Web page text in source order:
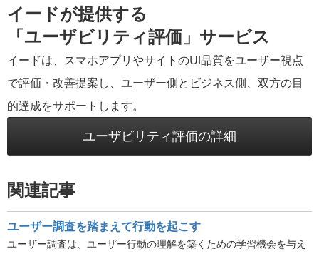
イードが提供する
「ユーザビリティ評価」サービス
イードは、スマホアプリやサイトのUI品質をユーザー視点
で評価・改善提案し、ユーザー側とビジネス側、双方の目
的達成をサポートします。
ユーザビリティ評価の詳細
関連記事
ユーザー調査を踏まえて行動を起こす
ユーザー調査は、ユーザー行動の理解を築くための学習機会を与え